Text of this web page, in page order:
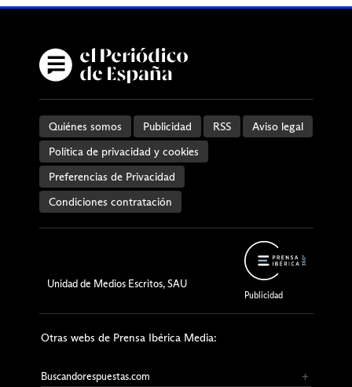
Quiénes somos Publicidad RSS
Aviso legal
Política de privacidad y cookies
Preferencias de Privacidad
Condiciones contratación
Otras webs de Prensa Ibérica Media:
Buscandorespuestas.com